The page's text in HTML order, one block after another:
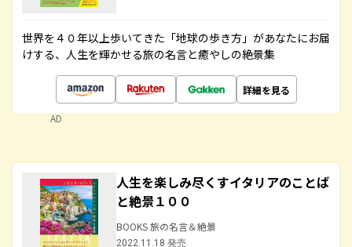
世界を４０年以上歩いてきた「地球の歩き方」があなたにお届
けする、人生を輝かせる旅の名言と癒やしの絶景集
詳細を見る
AD
人生を楽しみ尽くすイタリアのことば
と絶景１００
BOOKS 旅の名言＆絶景
2022.11.18 発売